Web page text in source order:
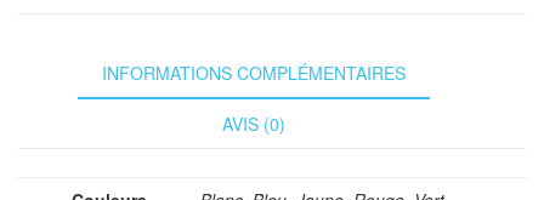
INFORMATIONS COMPLÉMENTAIRES
AVIS (0)